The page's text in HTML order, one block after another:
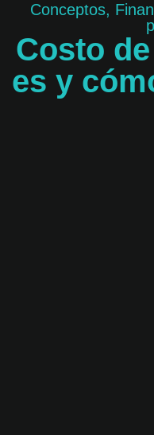
Conceptos,
Costo
es y